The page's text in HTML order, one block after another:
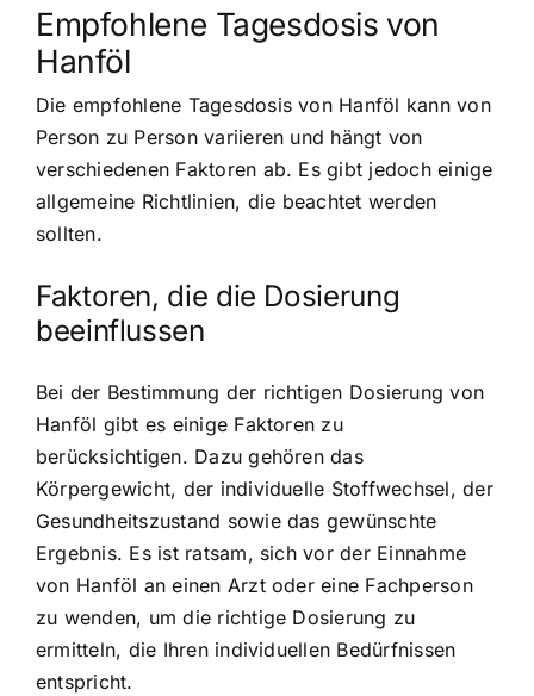
Empfohlene Tagesdosis von
Hanföl
Die empfohlene Tagesdosis von Hanföl kann von
Person zu Person variieren und hängt von
verschiedenen Faktoren ab. Es gibt jedoch einige
allgemeine Richtlinien, die beachtet werden
sollten.
Faktoren, die die Dosierung
beeinflussen
Bei der Bestimmung der richtigen Dosierung von
Hanföl gibt es einige Faktoren zu
berücksichtigen. Dazu gehören das
Körpergewicht, der individuelle Stoffwechsel, der
Gesundheitszustand sowie das gewünschte
Ergebnis. Es ist ratsam, sich vor der Einnahme
von Hanföl an einen Arzt oder eine Fachperson
zu wenden, um die richtige Dosierung zu
ermitteln, die Ihren individuellen Bedürfnissen
entspricht.